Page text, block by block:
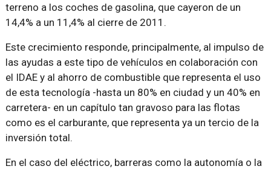
terreno a los coches de gasolina, que cayeron de un
14,4% a un 11,4% al cierre de 2011.
Este crecimiento responde, principalmente, al impulso de
las ayudas a este tipo de vehículos en colaboración con
el IDAE y al ahorro de combustible que representa el uso
de esta tecnología -hasta un 80% en ciudad y un 40% en
carretera- en un capítulo tan gravoso para las flotas
como es el carburante, que representa ya un tercio de la
inversión total.
En el caso del eléctrico, barreras como la autonomía o la